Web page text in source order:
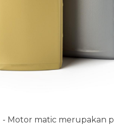
- Motor matic merupakan